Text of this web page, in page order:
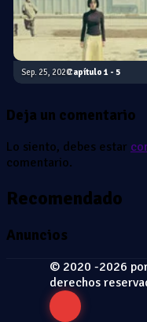
1 - 5
Sep. 25, 2020
Deja un comentario
Lo siento, debes estar
comentario.
Recomendado
Anuncios
© 2020 -2026
derechos